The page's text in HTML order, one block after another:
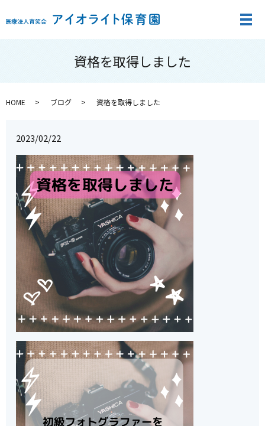
メ
資格を取得しました
HOME ブログ 資格を取得しました
2023/02/22